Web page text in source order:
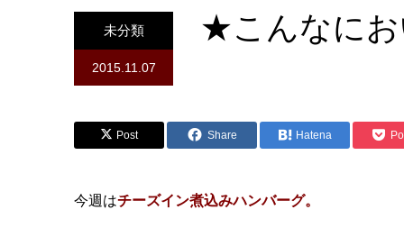
未分類
2015.11.07
★こんなに
Post Share Hatena
今週はチーズイン煮込みハンバーグ。